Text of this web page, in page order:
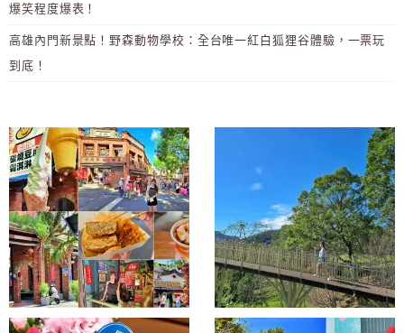
爆笑程度爆表！
高雄內門新景點！野森動物學校：全台唯一紅白狐狸谷體驗，一票玩
到底！